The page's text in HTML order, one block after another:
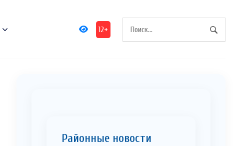
12+
Районные новости